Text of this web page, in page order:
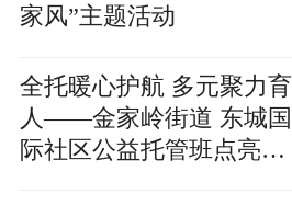
家风”主题活动
全托暖心护航 多元聚力育
人——金家岭街道 东城国
际社区公益托管班点亮儿